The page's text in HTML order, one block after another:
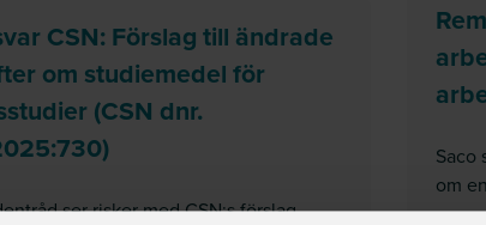
CSN: Förslag till ändrade
om studiemedel för
(CSN dnr.
ser risker med CSN:s förslag.
Saco
om